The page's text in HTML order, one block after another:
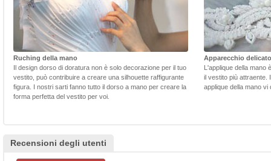
Ruching della mano
Il design dorso di doratura non è solo decorazione per il tuo
vestito, può contribuire a creare una silhouette raffigurante
figura. I nostri sarti fanno tutto il dorso a mano per creare la
forma perfetta del vestito per voi.
Apparecchio delicato
L'applique della mano
il vestito più attraente.
applique della mano
Recensioni degli utenti